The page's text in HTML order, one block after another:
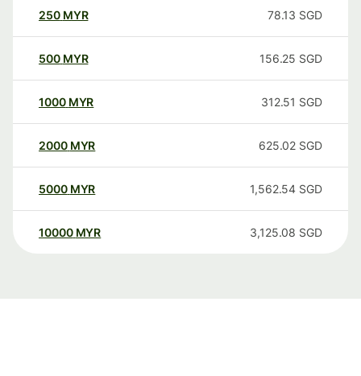
250 MYR 78.13 SGD
500 MYR 156.25 SGD
1000 MYR 312.51 SGD
2000 MYR 625.02 SGD
5000 MYR 1,562.54 SGD
10000 MYR 3,125.08 SGD